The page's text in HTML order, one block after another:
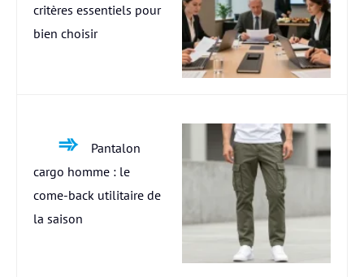
critères essentiels pour
bien choisir
Pantalon
cargo homme : le
come-back utilitaire de
la saison